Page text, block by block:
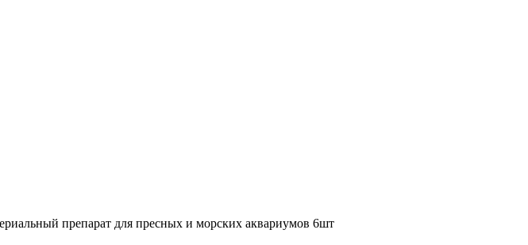
препарат для пресных и морских аквариумов 6шт